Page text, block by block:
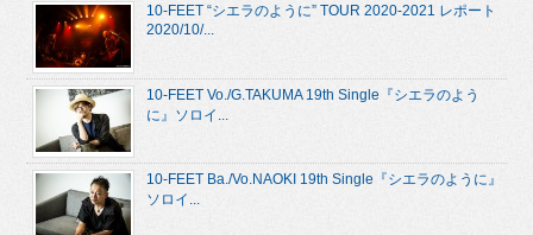
10-FEET “シエラのように” TOUR 2020-2021 レポート
2020/10/...
10-FEET Vo./G.TAKUMA 19th Single『シエラのよう
に』ソロイ...
10-FEET Ba./Vo.NAOKI 19th Single『シエラのように』
ソロイ...